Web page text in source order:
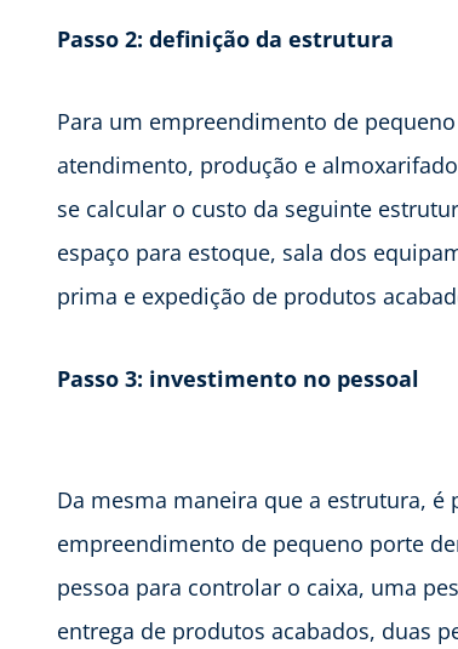
Passo 2: definição da estrutura
Para um empreendimento de
atendimento, produção e
se calcular o custo da seguinte
espaço para estoque, sala dos
prima e expedição de produtos
Passo 3: investimento no pessoal
Da mesma maneira que a estrutura,
empreendimento de pequeno porte
pessoa para controlar o caixa, uma
entrega de produtos acabados, duas